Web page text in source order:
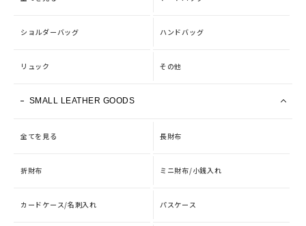
ショルダーバッグ ハンドバッグ
リュック その他
SMALL LEATHER GOODS
全てを見る 長財布
折財布 ミニ財布/小銭入れ
カードケース/名刺入れ パスケース